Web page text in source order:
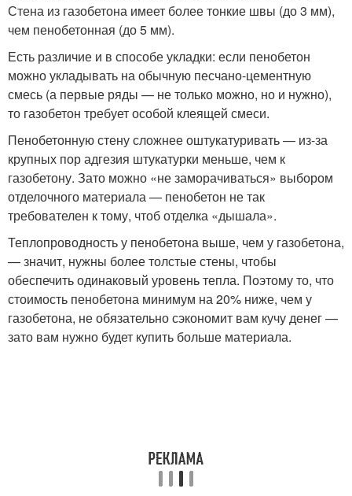
Стена из газобетона имеет более тонкие швы (до 3 мм),
чем пенобетонная (до 5 мм).
Есть различие и в способе укладки: если пенобетон
можно укладывать на обычную песчано-цементную
смесь (а первые ряды — не только можно, но и нужно),
то газобетон требует особой клеящей смеси.
Пенобетонную стену сложнее оштукатуривать — из-за
крупных пор адгезия штукатурки меньше, чем к
газобетону. Зато можно «не заморачиваться» выбором
отделочного материала — пенобетон не так
требователен к тому, чтоб отделка «дышала».
Теплопроводность у пенобетона выше, чем у газобетона,
— значит, нужны более толстые стены, чтобы
обеспечить одинаковый уровень тепла. Поэтому то, что
стоимость пенобетона минимум на 20% ниже, чем у
газобетона, не обязательно сэкономит вам кучу денег —
зато вам нужно будет купить больше материала.